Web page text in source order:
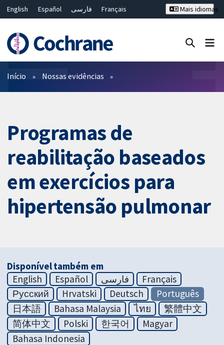
English Español فارسی
Français
Bahasa Malaysia
ไทย 繁體中文
Mais idiomas
Filtros
Início Nossas evidências
Programas de
reabilitação baseados
em exercícios para
hipertensão pulmonar
Disponível também em
English
Español فارسی
Français
Русский
Hrvatski Deutsch
Português
日本語
Bahasa Malaysia ไทย
繁體中文
简体中文
Polski 한국어
Magyar
Bahasa Indonesia